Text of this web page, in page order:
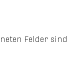
Felder sind